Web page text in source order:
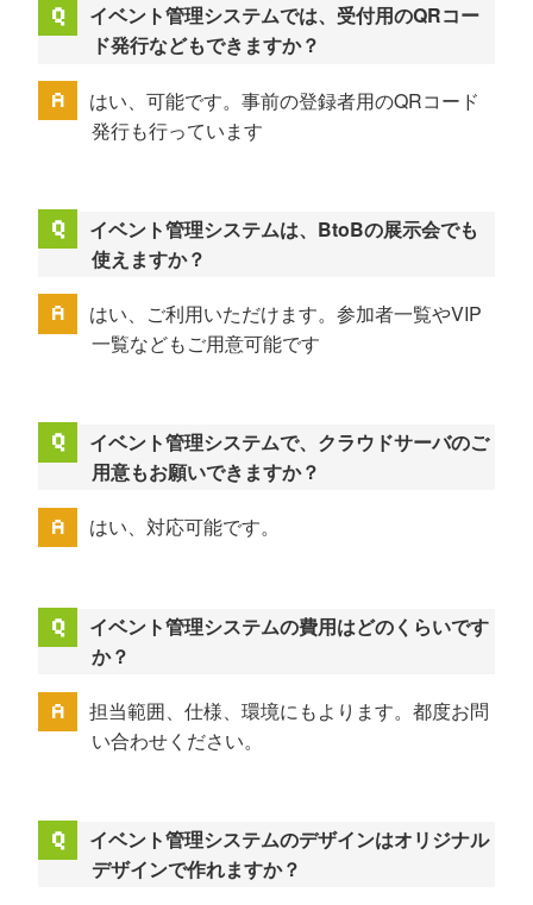
イベント管理システムでは、受付用のQRコー
ド発行などもできますか？
はい、可能です。事前の登録者用のQRコード
発行も行っています
イベント管理システムは、BtoBの展示会でも
使えますか？
はい、ご利用いただけます。参加者一覧やVIP
一覧などもご用意可能です
イベント管理システムで、クラウドサーバのご
用意もお願いできますか？
はい、対応可能です。
イベント管理システムの費用はどのくらいです
か？
担当範囲、仕様、環境にもよります。都度お問
い合わせください。
イベント管理システムのデザインはオリジナル
デザインで作れますか？